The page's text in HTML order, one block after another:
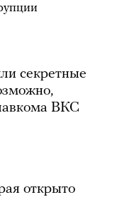
секретные
ВКС
открыто